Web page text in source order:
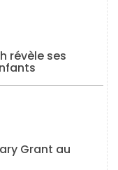
révèle ses
Grant au